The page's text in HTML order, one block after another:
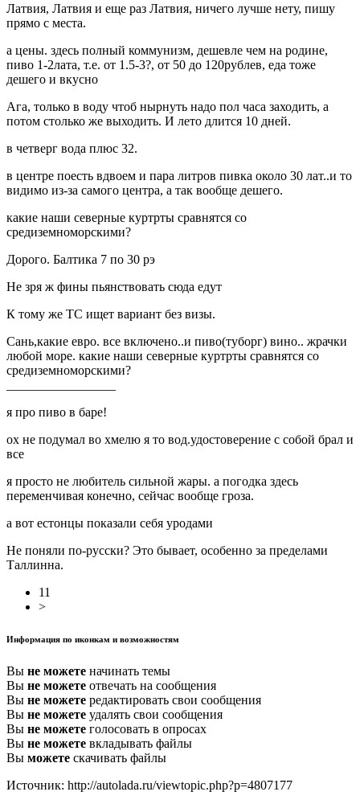
Латвия, Латвия и еще раз Латвия, ничего лучше нету, пишу
прямо с места.
а цены. здесь полный коммунизм, дешевле чем на родине,
пиво 1-2лата, т.е. от 1.5-3?, от 50 до 120рублев, еда тоже
дешего и вкусно
Ага, только в воду чтоб нырнуть надо пол часа заходить, а
потом столько же выходить. И лето длится 10 дней.
в четверг вода плюс 32.
в центре поесть вдвоем и пара литров пивка около 30 лат..и то
видимо из-за самого центра, а так вообще дешего.
какие наши северные куртрты сравнятся со
средиземноморскими?
Дорого. Балтика 7 по 30 рэ
Не зря ж фины пьянствовать сюда едут
К тому же ТС ищет вариант без визы.
Сань,какие евро. все включено..и пиво(туборг) вино.. жрачки
любой море. какие наши северные куртрты сравнятся со
средиземноморскими?
я про пиво в баре!
ох не подумал во хмелю я то вод.удостоверение с собой брал и
все
я просто не любитель сильной жары. а погодка здесь
переменчивая конечно, сейчас вообще гроза.
а вот естонцы показали себя уродами
Не поняли по-русски? Это бывает, особенно за пределами
Таллинна.
11
>
Информация по иконкам и возможностям
Вы не можете начинать темы
Вы не можете отвечать на сообщения
Вы не можете редактировать свои сообщения
Вы не можете удалять свои сообщения
Вы не можете голосовать в опросах
Вы не можете вкладывать файлы
Вы можете скачивать файлы
Источник: http://autolada.ru/viewtopic.php?p=4807177